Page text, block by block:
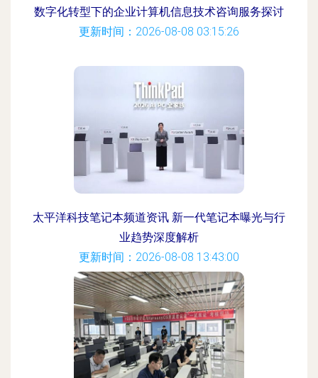
数字化转型下的企业计算机信息技术咨询服务探讨
更新时间：2026-08-08 03:15:26
太平洋科技笔记本频道资讯 新一代笔记本曝光与行
业趋势深度解析
更新时间：2026-08-08 13:43:00